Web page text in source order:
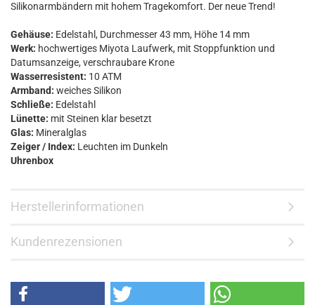
Silikonarmbändern mit hohem Tragekomfort. Der neue Trend!
Gehäuse: Edelstahl, Durchmesser 43 mm, Höhe 14 mm
Werk: hochwertiges Miyota Laufwerk, mit Stoppfunktion und
Datumsanzeige, verschraubare Krone
Wasserresistent: 10 ATM
Armband: weiches Silikon
Schließe: Edelstahl
Lünette: mit Steinen klar besetzt
Glas: Mineralglas
Zeiger / Index: Leuchten im Dunkeln
Uhrenbox
Herstellerinformationen
Kundenrezensionen